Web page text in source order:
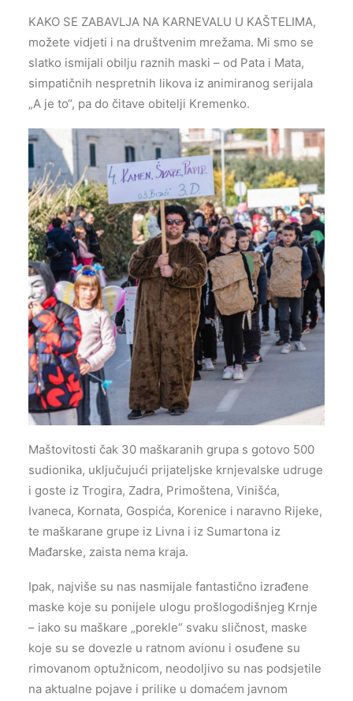
KAKO SE ZABAVLJA NA KARNEVALU U KAŠTELIMA,
možete vidjeti i na društvenim mrežama. Mi smo se
slatko ismijali obilju raznih maski – od Pata i Mata,
simpatičnih nespretnih likova iz animiranog serijala
„A je to“, pa do čitave obitelji Kremenko.
Maštovitosti čak 30 maškaranih grupa s gotovo 500
sudionika, uključujući prijateljske krnjevalske udruge
i goste iz Trogira, Zadra, Primoštena, Vinišća,
Ivaneca, Kornata, Gospića, Korenice i naravno Rijeke,
te maškarane grupe iz Livna i iz Sumartona iz
Mađarske, zaista nema kraja.
Ipak, najviše su nas nasmijale fantastično izrađene
maske koje su ponijele ulogu prošlogodišnjeg Krnje
– iako su maškare „porekle“ svaku sličnost, maske
koje su se dovezle u ratnom avionu i osuđene su
rimovanom optužnicom, neodoljivo su nas podsjetile
na aktualne pojave i prilike u domaćem javnom